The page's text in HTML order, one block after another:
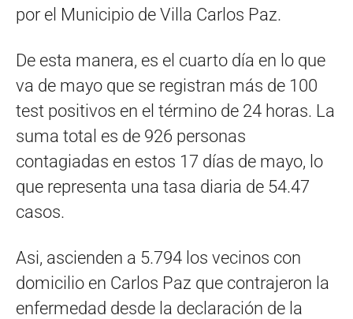
por el Municipio de Villa Carlos Paz.
De esta manera, es el cuarto día en lo que
va de mayo que se registran más de 100
test positivos en el término de 24 horas. La
suma total es de 926 personas
contagiadas en estos 17 días de mayo, lo
que representa una tasa diaria de 54.47
casos.
Asi, ascienden a 5.794 los vecinos con
domicilio en Carlos Paz que contrajeron la
enfermedad desde la declaración de la